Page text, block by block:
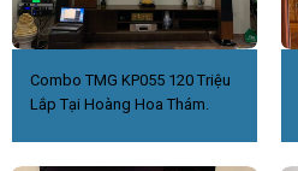
Combo TMG KP055 120 Triệu
Lắp Tại Hoàng Hoa Thám.